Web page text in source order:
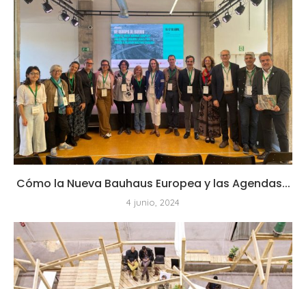
Cómo la Nueva Bauhaus Europea y las Agendas...
4 junio, 2024